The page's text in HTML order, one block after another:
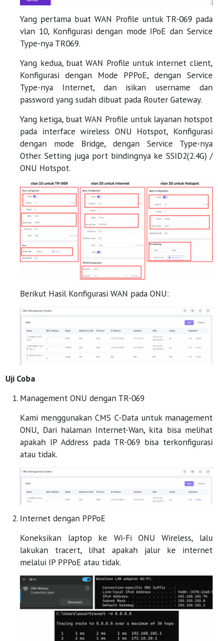
Yang pertama buat WAN Profile untuk TR-069 pada
vlan 10, Konfigurasi dengan mode IPoE dan Service
Type-nya TR069.
Yang kedua, buat WAN Profile untuk internet client,
Konfigurasi dengan Mode PPPoE, dengan Service
Type-nya Internet, dan isikan username dan
password yang sudah dibuat pada Router Gateway.
Yang ketiga, buat WAN Profile untuk layanan hotspot
pada interface wireless ONU Hotspot, Konfigurasi
dengan mode Bridge, dengan Service Type-nya
Other. Setting juga port bindingnya ke SSID2(2.4G) /
ONU Hotspot.
Berikut Hasil Konfigurasi WAN pada ONU:
Uji Coba
Management ONU dengan TR-069
Kami menggunakan CMS C-Data untuk management
ONU, Dari halaman Internet-Wan, kita bisa melihat
apakah IP Address pada TR-069 bisa terkonfigurasi
atau tidak.
Internet dengan PPPoE
Koneksikan laptop ke Wi-Fi ONU Wireless, lalu
lakukan tracert, lihat apakah jalur ke internet
melalui IP PPPoE atau tidak.